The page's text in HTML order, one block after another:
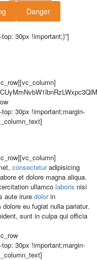
Danger
30px !important;}”]
consecteturadipisicing
et dolore magna aliqua.
ullamco laboris nisi
aute irure dolorin
eu fugiat nulla pariatur.
sunt in culpa qui officia
30px !important;margin-